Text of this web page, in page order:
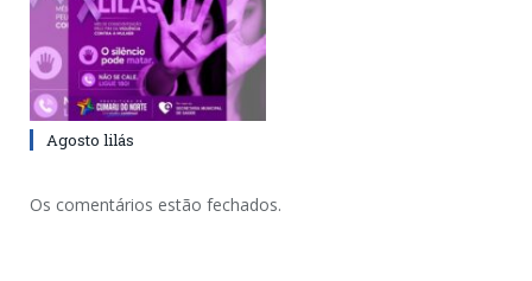
Agosto lilás
Os comentários estão fechados.